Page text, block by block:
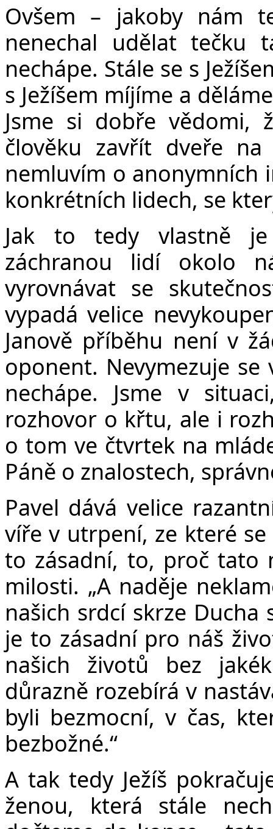
Ovšem – jakoby nám
nenechal udělat tečku
nechápe. Stále se s
s Ježíšem míjíme a
Jsme si dobře vědomi,
člověku zavřít dveře na
nemluvím o anonymních
konkrétních lidech, se
Jak to tedy vlastně
záchranou lidí okolo
vyrovnávat se
vypadá velice
Janově příběhu není v
oponent. Nevymezuje se
nechápe. Jsme v
rozhovor o křtu, ale i
o tom ve čtvrtek na
Páně o znalostech,
Pavel dává velice
víře v utrpení, ze které
to zásadní, to, proč tato
milosti. „A naděje
našich srdcí skrze Ducha
je to zásadní pro náš
našich životů bez
důrazně rozebírá v
byli bezmocní, v čas,
bezbožné.“
A tak tedy Ježíš
ženou, která stále